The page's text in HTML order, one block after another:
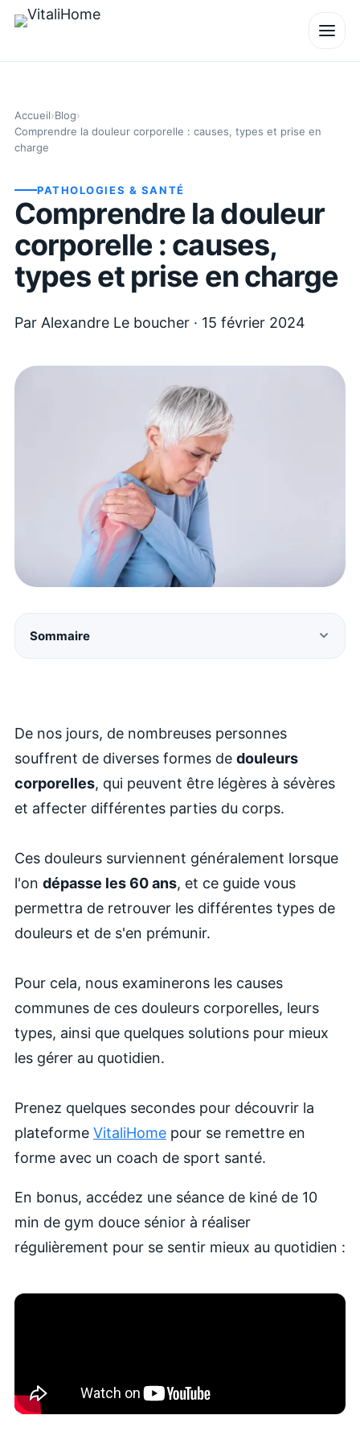
Accueil›Blog›
Comprendre la douleur corporelle : causes, types et prise en
charge
PATHOLOGIES & SANTÉ
Comprendre la douleur
corporelle : causes,
types et prise en charge
Par Alexandre Le boucher · 15 février 2024
Sommaire
De nos jours, de nombreuses personnes
souffrent de diverses formes de douleurs
corporelles, qui peuvent être légères à sévères
et affecter différentes parties du corps.
Ces douleurs surviennent généralement lorsque
l'on dépasse les 60 ans, et ce guide vous
permettra de retrouver les différentes types de
douleurs et de s'en prémunir.
Pour cela, nous examinerons les causes
communes de ces douleurs corporelles, leurs
types, ainsi que quelques solutions pour mieux
les gérer au quotidien.
Prenez quelques secondes pour découvrir la
plateforme VitaliHome pour se remettre en
forme avec un coach de sport santé.
En bonus, accédez une séance de kiné de 10
min de gym douce sénior à réaliser
régulièrement pour se sentir mieux au quotidien :